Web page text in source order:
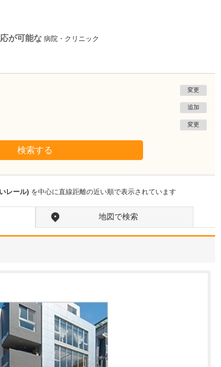
が可能な 病院・クリニック
変更
追加
変更
検索する
レール) を中心に直線距離の近い順で表示されています
地図で検索
岩手県盛岡市
松尾医院
貴院では、痔の手術も受けられるのでしょうか?
はい。当院では日帰り手
術に対応しており、例え
患者さんの状態やご…